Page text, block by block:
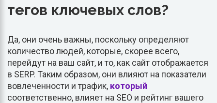
тегов ключевых слов?
Да, они очень важны, поскольку определяют
количество людей, которые, скорее всего,
перейдут на ваш сайт, и то, как сайт отображается
в SERP. Таким образом, они влияют на показатели
вовлеченности и трафик, который
соответственно, влияет на SEO и рейтинг вашего